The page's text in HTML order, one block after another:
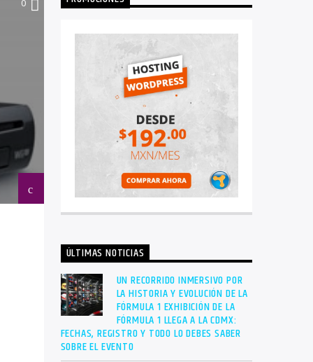
0
ÚLTIMAS NOTICIAS
UN RECORRIDO INMERSIVO POR
LA HISTORIA Y EVOLUCIÓN DE LA
FÓRMULA 1 EXHIBICIÓN DE LA
FÓRMULA 1 LLEGA A LA CDMX:
FECHAS, REGISTRO Y TODO LO DEBES SABER
SOBRE EL EVENTO